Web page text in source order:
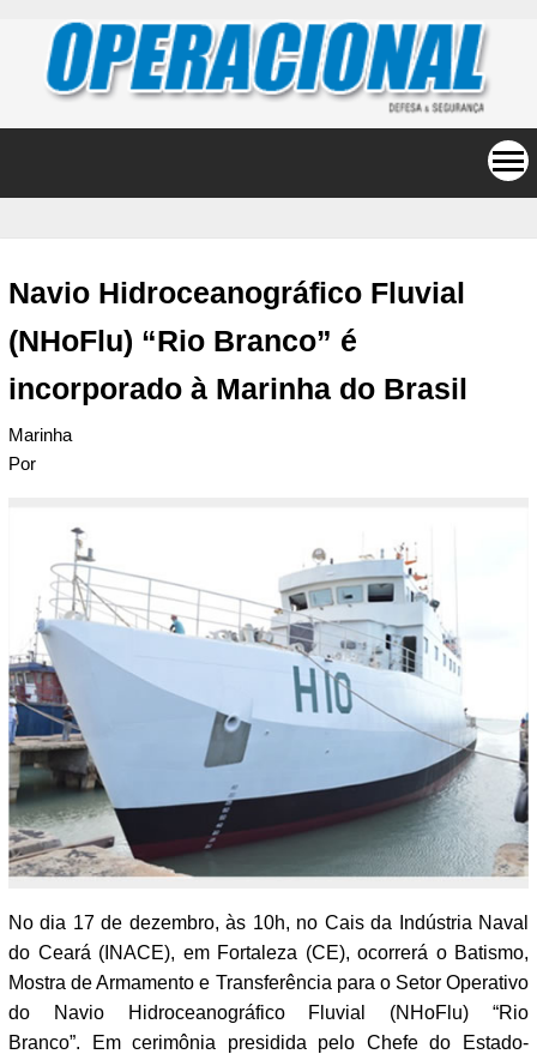
Navio Hidroceanográfico Fluvial
(NHoFlu) “Rio Branco” é
incorporado à Marinha do Brasil
Marinha
Por
No dia 17 de dezembro, às 10h, no Cais da Indústria Naval
do Ceará (INACE), em Fortaleza (CE), ocorrerá o Batismo,
Mostra de Armamento e Transferência para o Setor Operativo
do Navio Hidroceanográfico Fluvial (NHoFlu) “Rio
Branco”. Em cerimônia presidida pelo Chefe do Estado-